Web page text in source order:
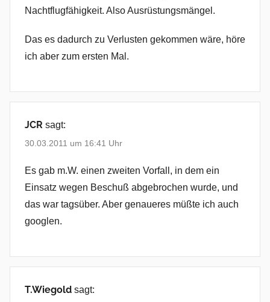
Nachtflugfähigkeit. Also Ausrüstungsmängel.
Das es dadurch zu Verlusten gekommen wäre, höre
ich aber zum ersten Mal.
JCR sagt:
30.03.2011 um 16:41 Uhr
Es gab m.W. einen zweiten Vorfall, in dem ein
Einsatz wegen Beschuß abgebrochen wurde, und
das war tagsüber. Aber genaueres müßte ich auch
googlen.
T.Wiegold sagt: